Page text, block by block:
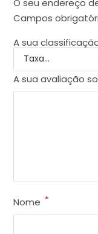
Campos
A sua
A sua avaliação
Nome *